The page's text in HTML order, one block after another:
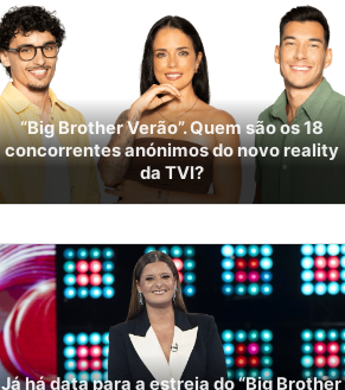
“Big Brother Verão”. Quem são os 18
concorrentes anónimos do novo reality
da TVI?
Já há data para a estreia do “Big Brother